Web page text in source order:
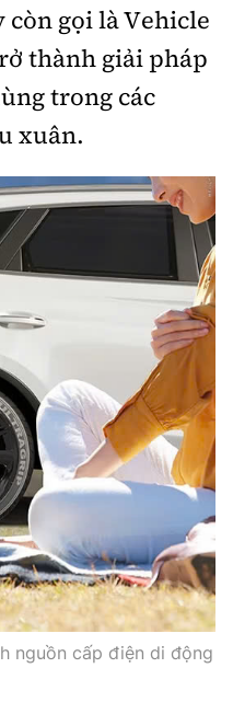
Nga
ngày 22/4/2025
phường Giảng Võ,
0915.057.282
gọi là Vehicle
thành giải pháp
trong các
xuân.
nguồn cấp điện di động